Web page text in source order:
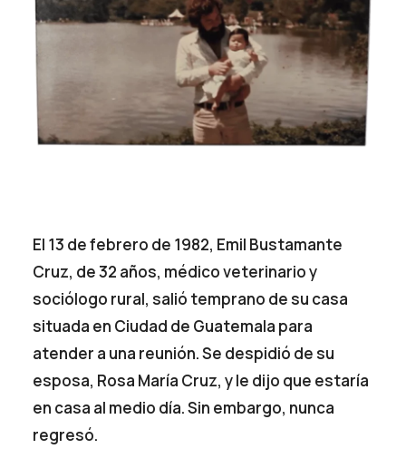
El 13 de febrero de 1982, Emil Bustamante
Cruz, de 32 años, médico veterinario y
sociólogo rural, salió temprano de su casa
situada en Ciudad de Guatemala para
atender a una reunión. Se despidió de su
esposa, Rosa María Cruz, y le dijo que estaría
en casa al medio día. Sin embargo, nunca
regresó.